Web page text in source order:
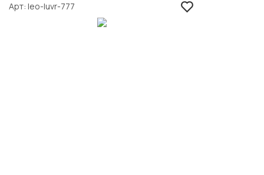
Арт leo-luvr-777